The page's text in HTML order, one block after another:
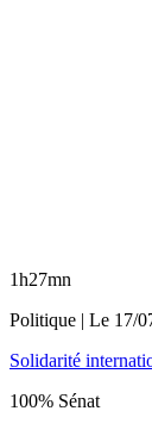
1h27mn
Politique | Le 17/
Solidarité
100% Sénat